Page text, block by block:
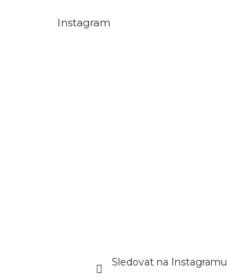
Instagram
Sledovat na Instagramu